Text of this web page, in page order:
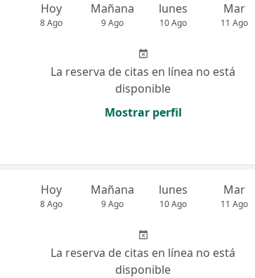
Hoy
8 Ago
Mañana
9 Ago
lunes
10 Ago
Mar
11 Ago
La reserva de citas en línea no está
disponible
Mostrar perfil
Hoy
8 Ago
Mañana
9 Ago
lunes
10 Ago
Mar
11 Ago
La reserva de citas en línea no está
disponible